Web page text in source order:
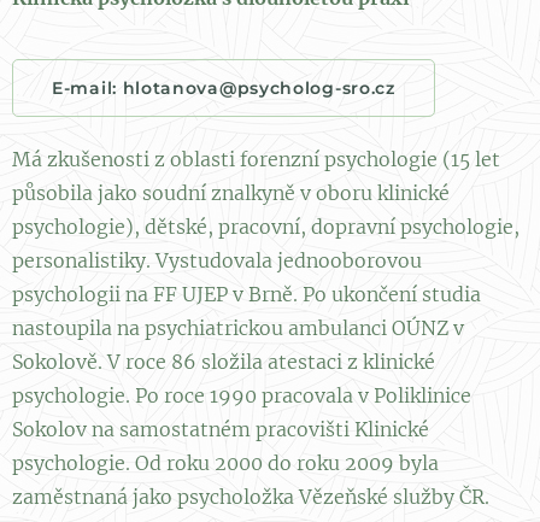
E-mail: hlotanova@psycholog-sro.cz
Má zkušenosti z oblasti forenzní psychologie (15 let
působila jako soudní znalkyně v oboru klinické
psychologie), dětské, pracovní, dopravní psychologie,
personalistiky. Vystudovala jednooborovou
psychologii na FF UJEP v Brně. Po ukončení studia
nastoupila na psychiatrickou ambulanci OÚNZ v
Sokolově. V roce 86 složila atestaci z klinické
psychologie. Po roce 1990 pracovala v Poliklinice
Sokolov na samostatném pracovišti Klinické
psychologie. Od roku 2000 do roku 2009 byla
zaměstnaná jako psycholožka Vězeňské služby ČR.